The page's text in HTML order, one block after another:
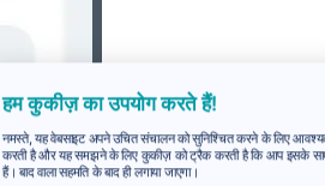
हम कुकीज़ का उपयोग करते हैं!
नमस्ते, यह वेबसाइट अपने उचित संचालन को सुनिश्चित करने के लिए
करती है और यह समझने के लिए कुकीज़ को ट्रैक करती है कि आप इसके
हैं। बाद वाला सहमति के बाद ही लगाया जाएगा।